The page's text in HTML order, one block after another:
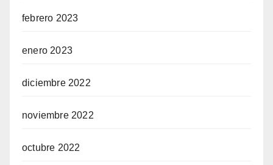
febrero 2023
enero 2023
diciembre 2022
noviembre 2022
octubre 2022